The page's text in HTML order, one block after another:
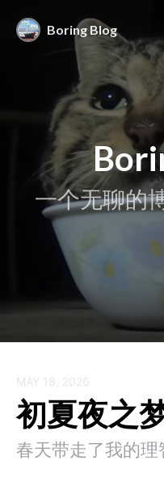
Boring Blog
一个无聊的
MAY 18, 2026
初夏夜之
春天带走了我的理